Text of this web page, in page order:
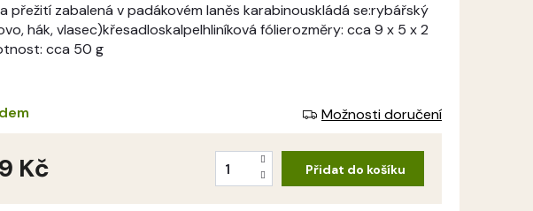
přežití zabalená v padákovém laněs karabinouskládá se:rybářský
hák, vlasec)křesadloskalpelhliníková fólierozměry: cca 9 x 5 x 2
cca 50 g
Možnosti doručení
Kč Přidat do košíku